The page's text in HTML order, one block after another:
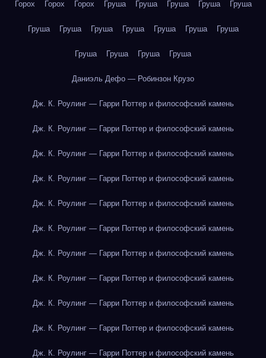
Горох Горох Горох Груша Груша Груша Груша Груша
Груша Груша Груша Груша Груша Груша Груша
Груша Груша Груша Груша
Даниэль Дефо — Робинзон Крузо
Дж. К. Роулинг — Гарри Поттер и философский камень
Дж. К. Роулинг — Гарри Поттер и философский камень
Дж. К. Роулинг — Гарри Поттер и философский камень
Дж. К. Роулинг — Гарри Поттер и философский камень
Дж. К. Роулинг — Гарри Поттер и философский камень
Дж. К. Роулинг — Гарри Поттер и философский камень
Дж. К. Роулинг — Гарри Поттер и философский камень
Дж. К. Роулинг — Гарри Поттер и философский камень
Дж. К. Роулинг — Гарри Поттер и философский камень
Дж. К. Роулинг — Гарри Поттер и философский камень
Дж. К. Роулинг — Гарри Поттер и философский камень